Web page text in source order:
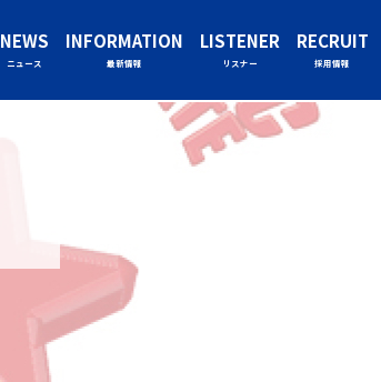
NEWS
ニュース
INFORMATION
最新情報
LISTENER
リスナー
RECRUIT
採用情報